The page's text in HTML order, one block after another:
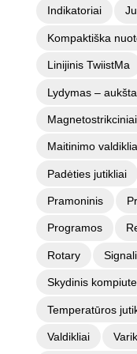
Indikatoriai
Kompaktiška
Linijinis TwiistMa
Lydymas –
Maitinimo
Padėties jutikliai
Pramoninis
Programos
Rotary
Skydinis
Temperatūros
Valdikliai